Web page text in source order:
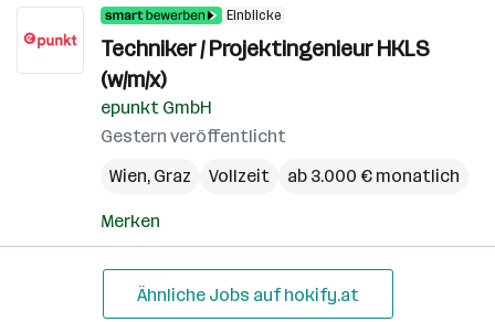
Einblicke
Techniker / Projektingenieur HKLS
(w/m/x)
epunkt GmbH
Gestern veröffentlicht
Wien, Graz Vollzeit ab 3.000 € monatlich
Merken
Ähnliche Jobs auf hokify.at